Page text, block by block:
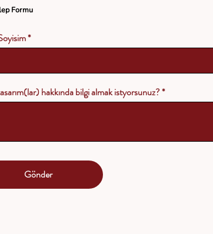
Formu
hakkında bilgi almak istyorsunuz?
Gönder